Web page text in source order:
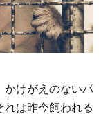
かけがえのないパ
れは昨今飼われる